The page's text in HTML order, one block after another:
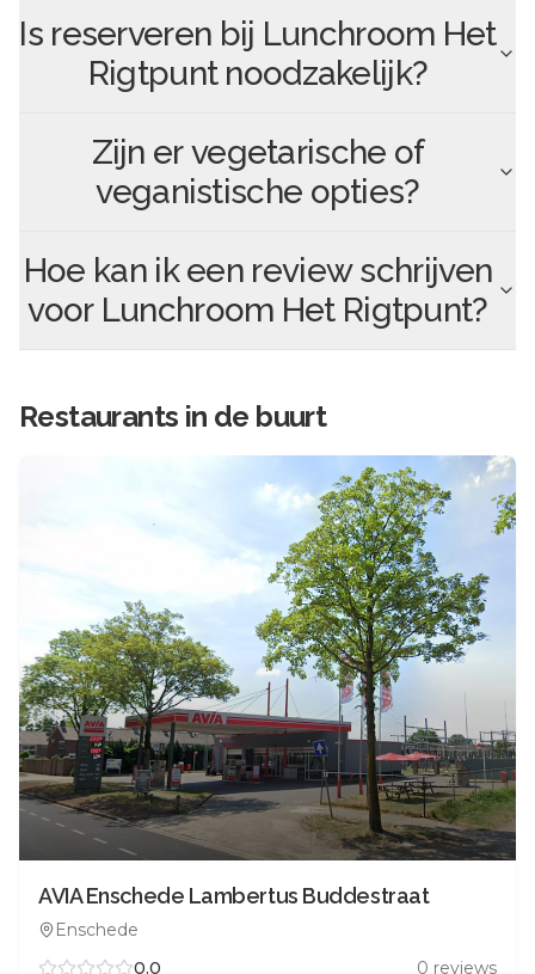
Is reserveren bij Lunchroom Het
Rigtpuntnoodzakelijk?
Zijn er vegetarische of
veganistische opties?
Hoe kan ik een review schrijven
voor Lunchroom Het Rigtpunt?
Restaurants in de buurt
AVIA Enschede Lambertus Buddestraat
Enschede
0.0
0 reviews